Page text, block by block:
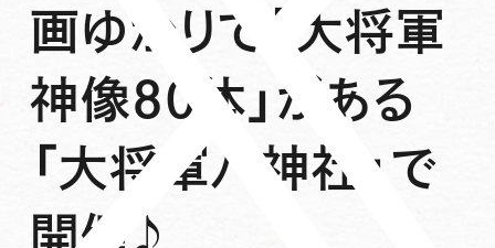
画ゆかりで「大将軍
神像80体」がある
「大将軍八神社」で
開催♪